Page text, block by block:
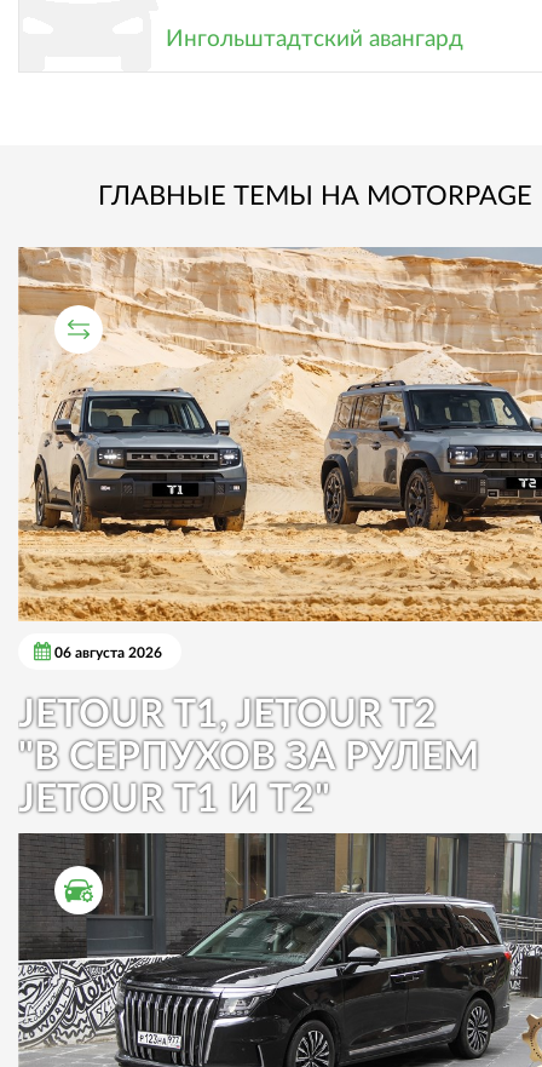
Ингольштадтский авангард
ГЛАВНЫЕ ТЕМЫ НА MOTORPAGE
СРАВНИТЕЛЬНЫЙ ТЕСТ
06 августа 2026
JETOUR T1, JETOUR T2
"В СЕРПУХОВ ЗА РУЛЕМ
JETOUR T1 И T2"
ТЕСТ ДРАЙВ